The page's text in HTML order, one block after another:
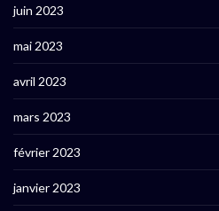
juin 2023
mai 2023
avril 2023
mars 2023
février 2023
janvier 2023